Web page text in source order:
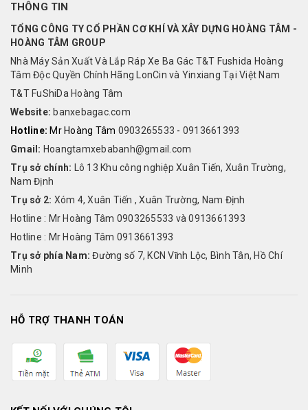
THÔNG TIN
TỔNG CÔNG TY CỔ PHẦN CƠ KHÍ VÀ XÂY DỰNG HOÀNG TÂM -
HOÀNG TÂM GROUP
Nhà Máy Sản Xuất Và Lắp Ráp Xe Ba Gác T&T Fushida Hoàng
Tâm Độc Quyền Chính Hãng LonCin và Yinxiang Tại Việt Nam
T&T FuShiDa Hoàng Tâm
Website: banxebagac.com
Hotline: Mr Hoàng Tâm 0903265533 - 0913661393
Gmail: Hoangtamxebabanh@gmail.com
Trụ sở chính: Lô 13 Khu công nghiệp Xuân Tiến, Xuân Trường,
Nam Định
Trụ sở 2: Xóm 4, Xuân Tiến , Xuân Trường, Nam Định
Hotline : Mr Hoàng Tâm 0903265533 và 0913661393
Hotline : Mr Hoàng Tâm 0913661393
Trụ sở phía Nam: Đường số 7, KCN Vĩnh Lộc, Bình Tân, Hồ Chí
Minh
HỖ TRỢ THANH TOÁN